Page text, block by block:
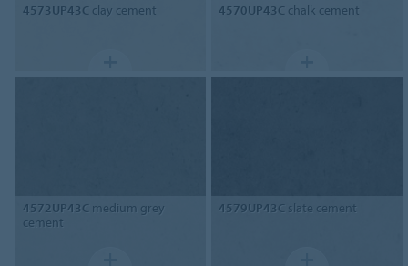
4573UP43C clay cement 4570UP43C chalk cement
4572UP43C medium grey
cement
4579UP43C slate cement